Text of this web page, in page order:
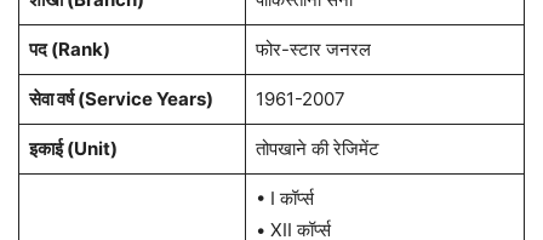
पद (Rank) फोर-स्टार जनरल
सेवा वर्ष (Service Years) 1961-2007
इकाई (Unit) तोपखाने की रेजिमेंट
• I कॉर्प्स
• XII कॉर्प्स